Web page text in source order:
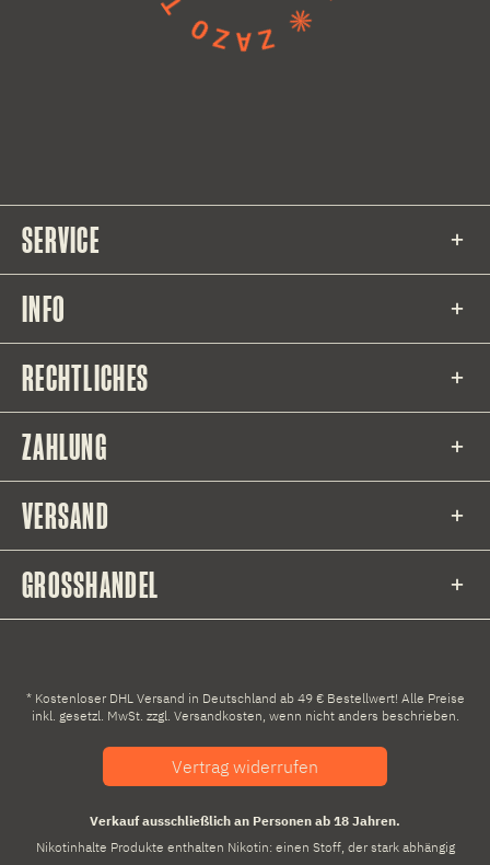
SERVICE
INFO
RECHTLICHES
ZAHLUNG
VERSAND
GROSSHANDEL
* Kostenloser DHL Versand in Deutschland ab 49 € Bestellwert! Alle Preise
inkl. gesetzl. MwSt. zzgl. Versandkosten , wenn nicht anders beschrieben.
Vertrag widerrufen
Verkauf ausschließlich an Personen ab 18 Jahren.
Nikotinhalte Produkte enthalten Nikotin: einen Stoff, der stark abhängig